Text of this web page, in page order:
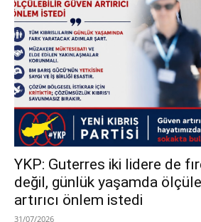
YKP: Guterres iki lidere de
değil, günlük yaşamda
artırıcı önlem istedi
31/07/2026